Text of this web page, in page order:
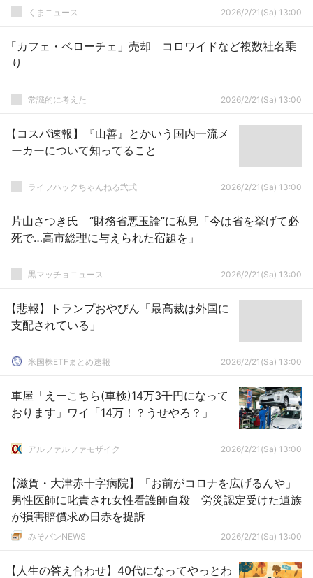
くまニュース 2026/2/21(Sa) 13:00
「カフェ・ベローチェ」売却 コロワイドなど複数社名乗
り
常識的に考えた 2026/2/21(Sa) 13:00
【コスパ速報】『山善』とかいう国内一流メ
ーカーについて知ってること
ライフハックちゃんねる弐式 2026/2/21(Sa) 13:00
片山さつき氏 “財務省悪玉論”に私見「今は省を挙げて必
死で…高市総理に与えられた宿題を」
黒マッチョニュース 2026/2/21(Sa) 13:00
【悲報】トランプおやびん「最高裁は外国に
支配されている」
米国株ETFまとめ速報 2026/2/21(Sa) 13:00
車屋「えーこちら(車検)14万3千円になって
おります」ワイ「14万！？うせやろ？」
アルファルファモザイク 2026/2/21(Sa) 13:00
【滋賀・大津赤十字病院】「お前がコロナを広げるんや」
男性医師に叱責され女性看護師自殺 労災認定受けた遺族
が損害賠償求め日赤を提訴
みそパンNEWS 2026/2/21(Sa) 13:00
【人生の答え合わせ】40代になってやっとわ